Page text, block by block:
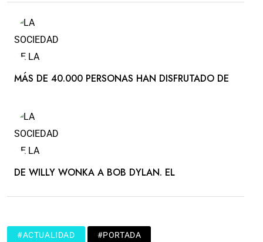
MÁS DE 40.000 PERSONAS HAN DISFRUTADO DE
DE WILLY WONKA A BOB DYLAN. EL
#ACTUALIDAD #PORTADA